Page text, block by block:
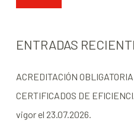
ENTRADAS
ACREDITACIÓN
CERTIFICADOS DE
vigor el 23.07.2026.